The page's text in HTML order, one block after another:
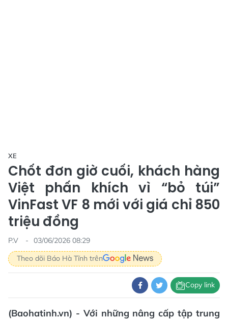
XE
Chốt đơn giờ cuối, khách hàng
Việt phấn khích vì “bỏ túi”
VinFast VF 8 mới với giá chỉ 850
triệu đồng
P.V
03/06/2026 08:29
Theo dõi Báo Hà Tĩnh trên
Copy link
(Baohatinh.vn) - Với những nâng cấp tập trung